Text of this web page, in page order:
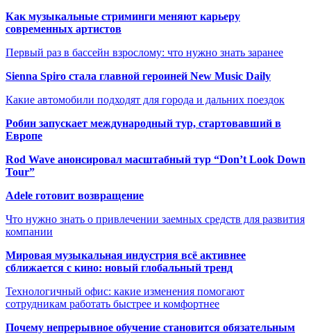
Как музыкальные стриминги меняют карьеру
современных артистов
Первый раз в бассейн взрослому: что нужно знать заранее
Sienna Spiro стала главной героиней New Music Daily
Какие автомобили подходят для города и дальних поездок
Робин запускает международный тур, стартовавший в
Европе
Rod Wave анонсировал масштабный тур “Don’t Look Down
Tour”
Adele готовит возвращение
Что нужно знать о привлечении заемных средств для развития
компании
Мировая музыкальная индустрия всё активнее
сближается с кино: новый глобальный тренд
Технологичный офис: какие изменения помогают
сотрудникам работать быстрее и комфортнее
Почему непрерывное обучение становится обязательным